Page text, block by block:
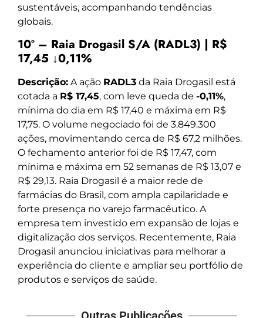
sustentáveis, acompanhando tendências
globais.
10º – Raia Drogasil S/A (RADL3) | R$
17,45 ↓0,11%
Descrição: A ação RADL3 da Raia Drogasil está
cotada a R$ 17,45, com leve queda de -0,11%,
mínima do dia em R$ 17,40 e máxima em R$
17,75. O volume negociado foi de 3.849.300
ações, movimentando cerca de R$ 67,2 milhões.
O fechamento anterior foi de R$ 17,47, com
mínima e máxima em 52 semanas de R$ 13,07 e
R$ 29,13. Raia Drogasil é a maior rede de
farmácias do Brasil, com ampla capilaridade e
forte presença no varejo farmacêutico. A
empresa tem investido em expansão de lojas e
digitalização dos serviços. Recentemente, Raia
Drogasil anunciou iniciativas para melhorar a
experiência do cliente e ampliar seu portfólio de
produtos e serviços de saúde.